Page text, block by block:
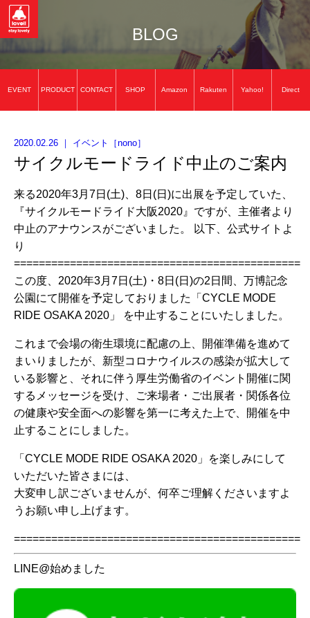
BLOG
2020.02.26 ｜ イベント ［nono］
サイクルモードライド中止のご案内
来る2020年3月7日(土)、8日(日)に出展を予定していた、
『サイクルモードライド大阪2020』ですが、主催者より
中止のアナウンスがございました。 以下、公式サイトよ
り
==============================================
この度、2020年3月7日(土)・8日(日)の2日間、万博記念
公園にて開催を予定しておりました「CYCLE MODE
RIDE OSAKA 2020」 を中止することにいたしました。
これまで会場の衛生環境に配慮の上、開催準備を進めて
まいりましたが、新型コロナウイルスの感染が拡大して
いる影響と、それに伴う厚生労働省のイベント開催に関
するメッセージを受け、ご来場者・ご出展者・関係各位
の健康や安全面への影響を第一に考えた上で、開催を中
止することにしました。
「CYCLE MODE RIDE OSAKA 2020」を楽しみにして
いただいた皆さまには、
大変申し訳ございませんが、何卒ご理解くださいますよ
うお願い申し上げます。
==============================================
LINE@始めました
EVENT PRODUCT CONTACT SHOP Amazon Rakuten Yahoo! Direct